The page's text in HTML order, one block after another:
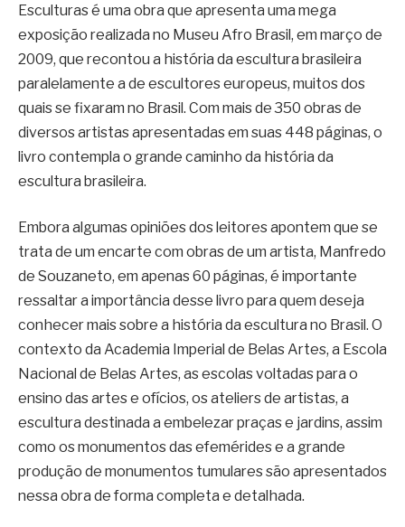
Esculturas é uma obra que apresenta uma mega
exposição realizada no Museu Afro Brasil, em março de
2009, que recontou a história da escultura brasileira
paralelamente a de escultores europeus, muitos dos
quais se fixaram no Brasil. Com mais de 350 obras de
diversos artistas apresentadas em suas 448 páginas, o
livro contempla o grande caminho da história da
escultura brasileira.
Embora algumas opiniões dos leitores apontem que se
trata de um encarte com obras de um artista, Manfredo
de Souzaneto, em apenas 60 páginas, é importante
ressaltar a importância desse livro para quem deseja
conhecer mais sobre a história da escultura no Brasil. O
contexto da Academia Imperial de Belas Artes, a Escola
Nacional de Belas Artes, as escolas voltadas para o
ensino das artes e ofícios, os ateliers de artistas, a
escultura destinada a embelezar praças e jardins, assim
como os monumentos das efemérides e a grande
produção de monumentos tumulares são apresentados
nessa obra de forma completa e detalhada.